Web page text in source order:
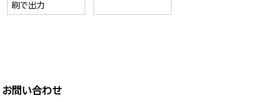
刷で出力
お問い合わせ